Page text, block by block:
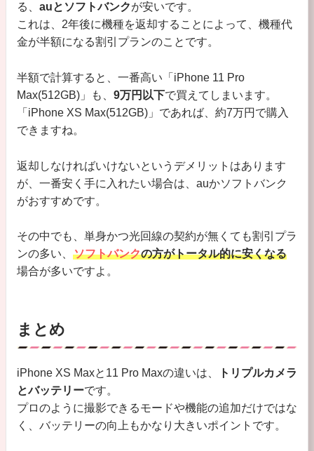
る、 auとソフトバンクが安いです。
これは、2年後に機種を返却することによって、機種代
金が半額になる割引プランのことです。
半額で計算すると、一番高い「iPhone 11 Pro
Max(512GB)」も、 9万円以下で買えてしまいます。
「iPhone XS Max(512GB)」であれば、約7万円で購入
できますね。
返却しなければいけないというデメリットはあります
が、一番安く手に入れたい場合は、auかソフトバンク
がおすすめです。
その中でも、単身かつ光回線の契約が無くても割引プラ
ンの多い、 ソフトバンクの方がトータル的に安くなる
場合が多いですよ。
まとめ
iPhone XS Maxと11 Pro Maxの違いは、
トリプルカメラ
とバッテリーです。
プロのように撮影できるモードや機能の追加だけではな
く、バッテリーの向上もかなり大きいポイントです。